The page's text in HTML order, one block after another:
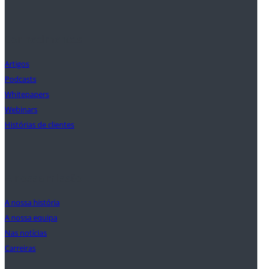
Artigos
Podcasts
Whitepapers
Webinars
Histórias de clientes
A nossa história
A nossa equipa
Nas notícias
Carreiras